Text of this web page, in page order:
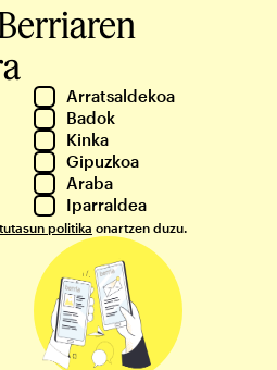
Arratsaldekoa
Badok
Kinka
Gipuzkoa
Araba
Iparraldea
politika onartzen duzu.